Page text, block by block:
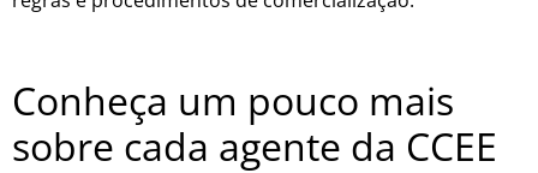
Conheça um pouco mais
sobre cada agente da CCEE